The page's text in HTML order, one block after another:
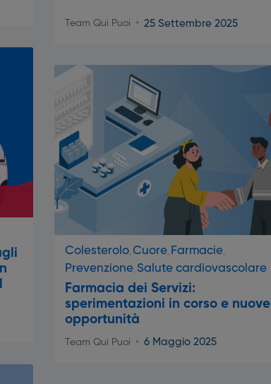
Team Qui Puoi 25 Settembre 2025
Colesterolo Cuore Farmacie
Prevenzione Salute cardiovascolare
Farmacia dei Servizi:
sperimentazioni in corso e nuove
opportunità
Team Qui Puoi 6 Maggio 2025